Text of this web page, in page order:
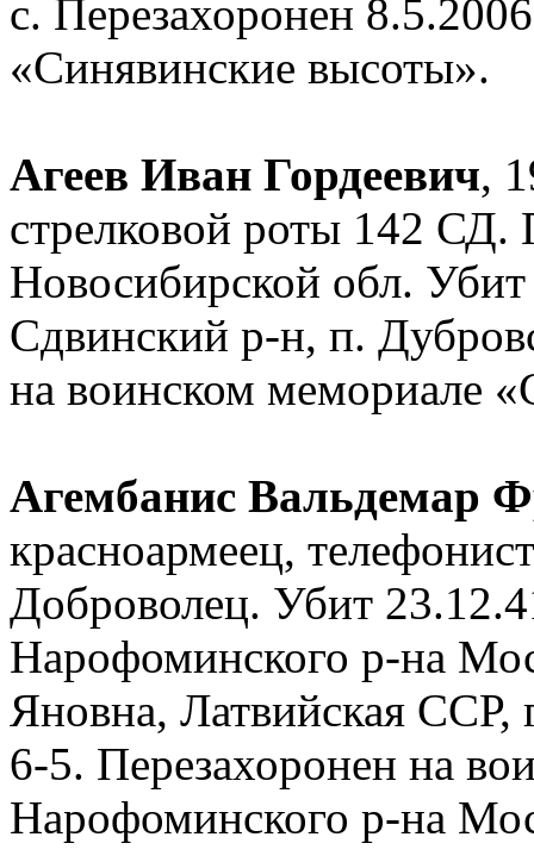
с. Перезахоронен
«Синявинские высоты».
Агеев Иван Гордеевич,
стрелковой роты 142
Новосибирской обл.
Сдвинский р-н, п.
на воинском мемориале
Агембанис Вальдемар
красноармеец,
Доброволец. Убит
Нарофоминского р-на
Яновна, Латвийская ССР,
6-5. Перезахоронен на
Нарофоминского р-на